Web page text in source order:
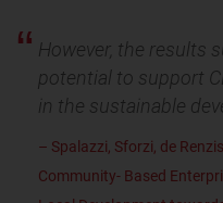
However, the results
potential to support
in the sustainable
– Spalazzi, Sforzi, de
Community- Based